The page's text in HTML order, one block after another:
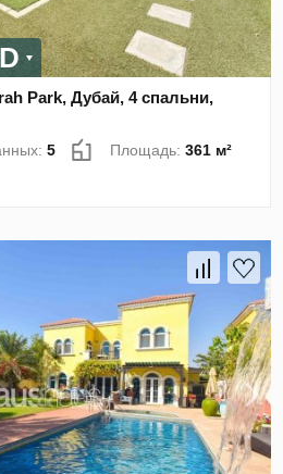
Park, Дубай, 4 спальни,
5 Площадь:361 м²